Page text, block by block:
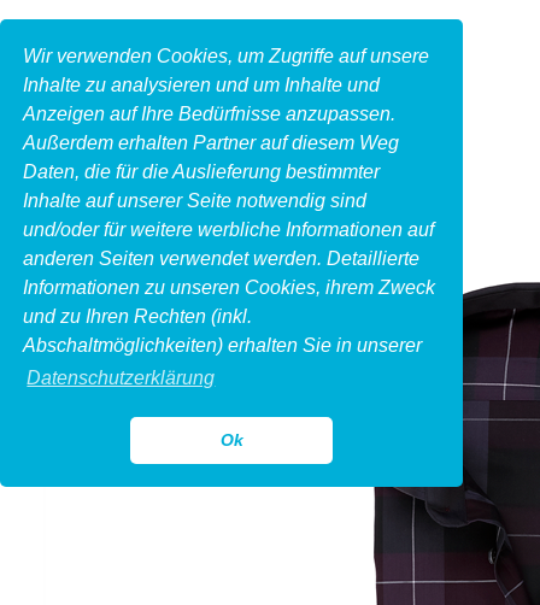
Wir verwenden Cookies, um Zugriffe auf unsere
Inhalte zu analysieren und um Inhalte und
Anzeigen auf Ihre Bedürfnisse anzupassen.
Außerdem erhalten Partner auf diesem Weg
Daten, die für die Auslieferung bestimmter
Inhalte auf unserer Seite notwendig sind
und/oder für weitere werbliche Informationen auf
anderen Seiten verwendet werden. Detaillierte
Informationen zu unseren Cookies, ihrem Zweck
und zu Ihren Rechten (inkl.
Abschaltmöglichkeiten) erhalten Sie in unserer
Datenschutzerklärung
Ok